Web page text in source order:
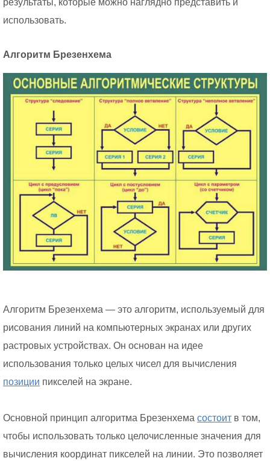
результаты, которые можно наглядно представить и
использовать.
Алгоритм Брезенхема
Алгоритм Брезенхема — это алгоритм, используемый для
рисования линий на компьютерных экранах или других
растровых устройствах. Он основан на идее
использования только целых чисел для вычисления
позиции пикселей на экране.
Основной принцип алгоритма Брезенхема состоит в том,
чтобы использовать только целочисленные значения для
вычисления координат пикселей на линии. Это позволяет